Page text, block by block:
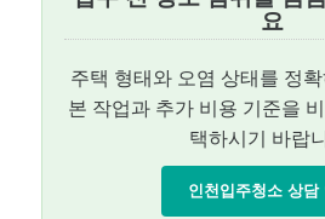
요
주택 형태와 오염 상태를 정확
본 작업과 추가 비용 기준을
택하시기 바랍
인천입주청소 상담